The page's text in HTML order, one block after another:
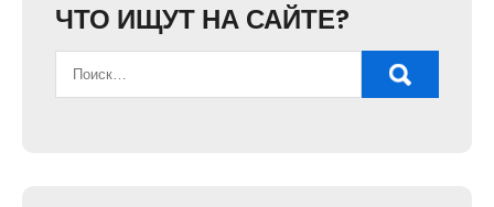
ЧТО ИЩУТ НА САЙТЕ?